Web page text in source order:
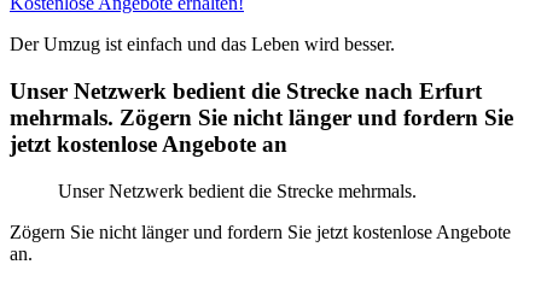
Der Umzug ist einfach und das Leben wird besser.
Unser Netzwerk bedient die Strecke nach Erfurt
mehrmals. Zögern Sie nicht länger und fordern Sie
jetzt kostenlose Angebote an
Unser Netzwerk bedient die Strecke mehrmals.
Zögern Sie nicht länger und fordern Sie jetzt kostenlose Angebote
an.